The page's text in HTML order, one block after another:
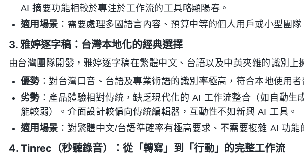
AI 摘要功能相較於專注於工作流的工具略顯陽春。
適用場景 ：需要處理多國語言內容、預算中等的個人用戶或小型團隊
3. 雅婷逐字稿：台灣本地化的經典選擇
由台灣團隊開發，雅婷逐字稿在繁體中文、台語以及中英夾雜的識別上
優勢：對台灣口音、台語及專業術語的識別率極高，符合本地使用者
劣勢：產品體驗相對傳統，缺乏現代化的 AI 工作流整合（如自動生
能較弱）。介面設計較偏向傳統編輯器，互動性不如新興 AI 工具。
適用場景 ：對繁體中文/台語準確率有極高要求、不需要複雜 AI 功能
4. Tinrec（秒聽錄音）：從「轉寫」到「行動」的完整工作流